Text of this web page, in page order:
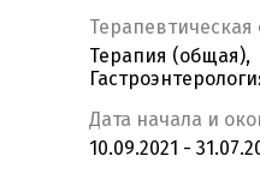
Терапевтическая
Терапия (общая),
Дата начала и
10.09.2021 -